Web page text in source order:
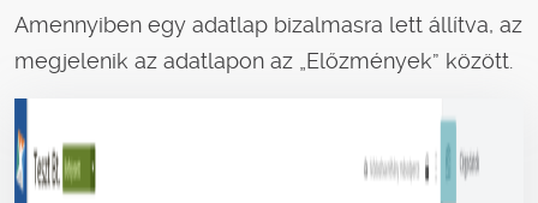
Amennyiben egy adatlap bizalmasra lett állítva, az
megjelenik az adatlapon az „Előzmények” között.